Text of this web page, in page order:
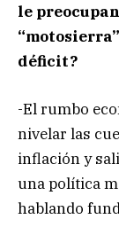
le
déficit?
-El rumbo
nivelar las
inflación y
una política
hablando